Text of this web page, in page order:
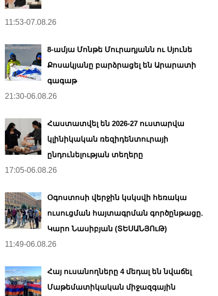
11:53-07.08.26
8-ամյա Մոնթե Մուրադյանն ու Սյունե
Քոսակյանը բարձրացել են Արարատի
գագաթ
21:30-06.08.26
Հաստատվել են 2026-27 ուստարվա
կլինիկական ռեզիդենտուրայի
ընդունելության տեղերը
17:05-06.08.26
Օգոստոսի վերջին կսկսվի հեռակա
ուսուցման հայտագրման գործընթացը.
Կարո Նասիբյան (ՏԵՍԱՆՅՈւԹ)
11:49-06.08.26
Հայ ուսանողները 4 մեդալ են նվաճել
Մաթեմատիկական միջազգային